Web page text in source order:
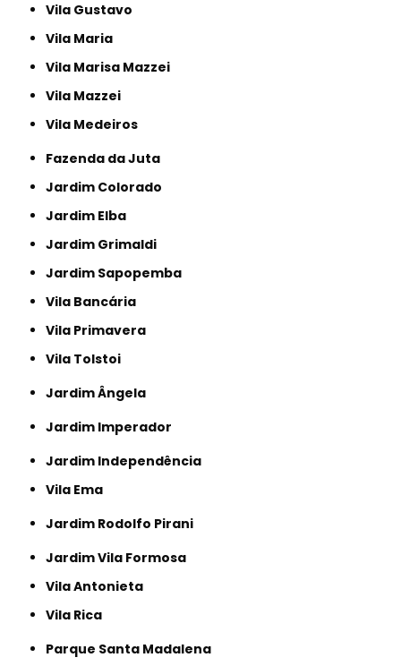
Vila Gustavo
Vila Maria
Vila Marisa Mazzei
Vila Mazzei
Vila Medeiros
Fazenda da Juta
Jardim Colorado
Jardim Elba
Jardim Grimaldi
Jardim Sapopemba
Vila Bancária
Vila Primavera
Vila Tolstoi
Jardim Ângela
Jardim Imperador
Jardim Independência
Vila Ema
Jardim Rodolfo Pirani
Jardim Vila Formosa
Vila Antonieta
Vila Rica
Parque Santa Madalena